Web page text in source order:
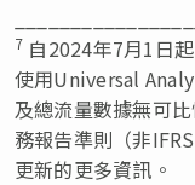
7 自2024年7月1日
使用Universal
及總流量數據無可
務報告準則（非
更新的更多資訊。